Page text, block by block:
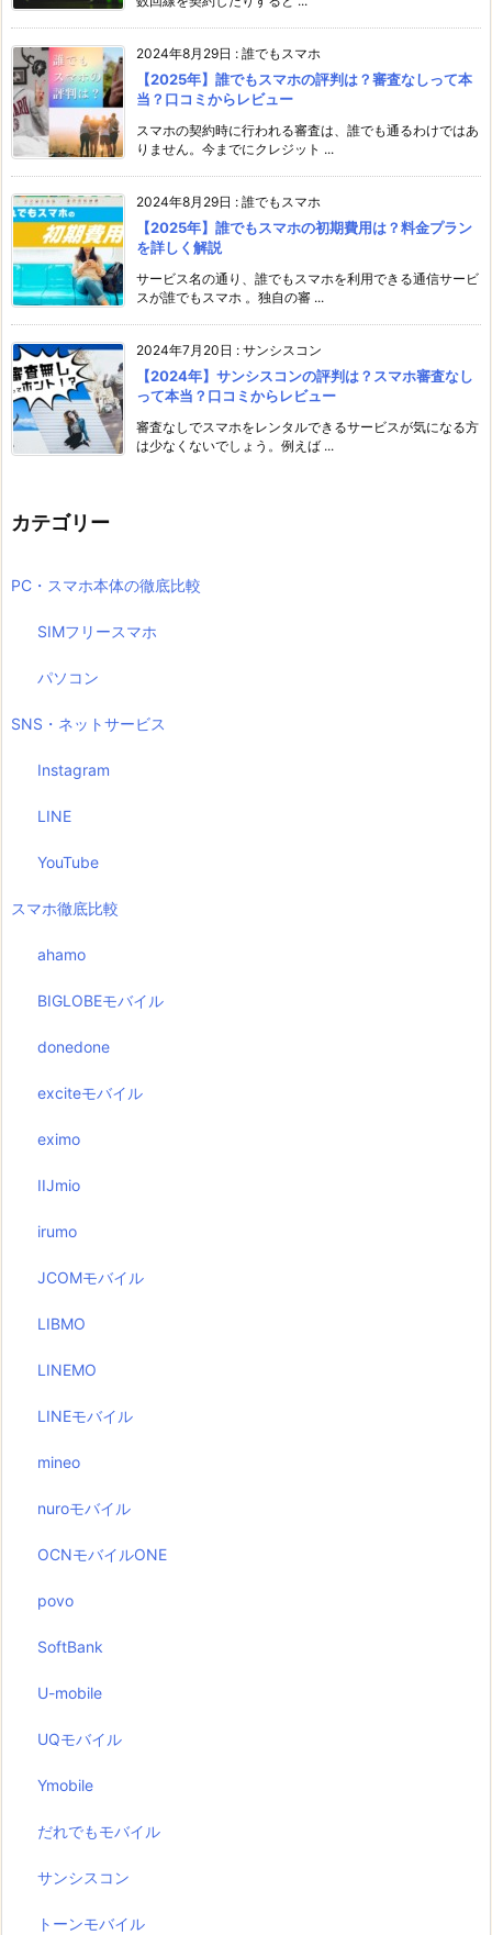
2024年8月29日 : 誰でもスマホ
【2025年】誰でもスマホの評判は？審査なしって本
当？口コミからレビュー
スマホの契約時に行われる審査は、誰でも通るわけではあ
りません。今までにクレジット ...
2024年8月29日 : 誰でもスマホ
【2025年】誰でもスマホの初期費用は？料金プラン
を詳しく解説
サービス名の通り、誰でもスマホを利用できる通信サービ
スが誰でもスマホ 。独自の審 ...
2024年7月20日 : サンシスコン
【2024年】サンシスコンの評判は？スマホ審査なし
って本当？口コミからレビュー
審査なしでスマホをレンタルできるサービスが気になる方
は少なくないでしょう。例えば ...
カテゴリー
PC・スマホ本体の徹底比較
SIMフリースマホ
パソコン
SNS・ネットサービス
Instagram
LINE
YouTube
スマホ徹底比較
ahamo
BIGLOBEモバイル
donedone
exciteモバイル
eximo
IIJmio
irumo
JCOMモバイル
LIBMO
LINEMO
LINEモバイル
mineo
nuroモバイル
OCNモバイルONE
povo
SoftBank
U-mobile
UQモバイル
Ymobile
だれでもモバイル
サンシスコン
トーンモバイル